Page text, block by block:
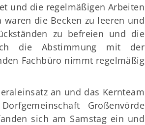
und die regelmäßigen Arbeiten
die Becken zu leeren und
zu befreien und die
die Abstimmung mit der
Fachbüro nimmt regelmäßig
an und das Kernteam
Großenvörde
sich am Samstag ein und